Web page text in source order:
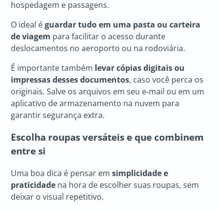
hospedagem e passagens.
O ideal éguardar tudo em uma pasta ou carteira
de viagem para facilitar o acesso durante
deslocamentos no aeroporto ou na rodoviária.
É importante também levar cópias digitais ou
impressas desses documentos, caso você perca os
originais. Salve os arquivos em seu e-mail ou em um
aplicativo de armazenamento na nuvem para
garantir segurança extra.
Escolha roupas versáteis e que combinem
entre si
Uma boa dica é pensar emsimplicidade e
praticidade na hora de escolher suas roupas, sem
deixar o visual repetitivo.